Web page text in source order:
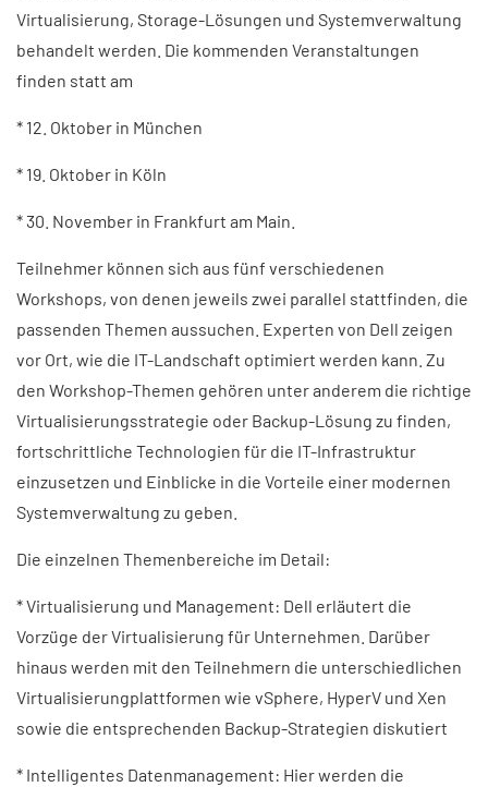
Virtualisierung, Storage-Lösungen und Systemverwaltung
behandelt werden. Die kommenden Veranstaltungen
finden statt am
* 12. Oktober in München
* 19. Oktober in Köln
* 30. November in Frankfurt am Main.
Teilnehmer können sich aus fünf verschiedenen
Workshops, von denen jeweils zwei parallel stattfinden, die
passenden Themen aussuchen. Experten von Dell zeigen
vor Ort, wie die IT-Landschaft optimiert werden kann. Zu
den Workshop-Themen gehören unter anderem die richtige
Virtualisierungsstrategie oder Backup-Lösung zu finden,
fortschrittliche Technologien für die IT-Infrastruktur
einzusetzen und Einblicke in die Vorteile einer modernen
Systemverwaltung zu geben.
Die einzelnen Themenbereiche im Detail:
* Virtualisierung und Management: Dell erläutert die
Vorzüge der Virtualisierung für Unternehmen. Darüber
hinaus werden mit den Teilnehmern die unterschiedlichen
Virtualisierungplattformen wie vSphere, HyperV und Xen
sowie die entsprechenden Backup-Strategien diskutiert
* Intelligentes Datenmanagement: Hier werden die